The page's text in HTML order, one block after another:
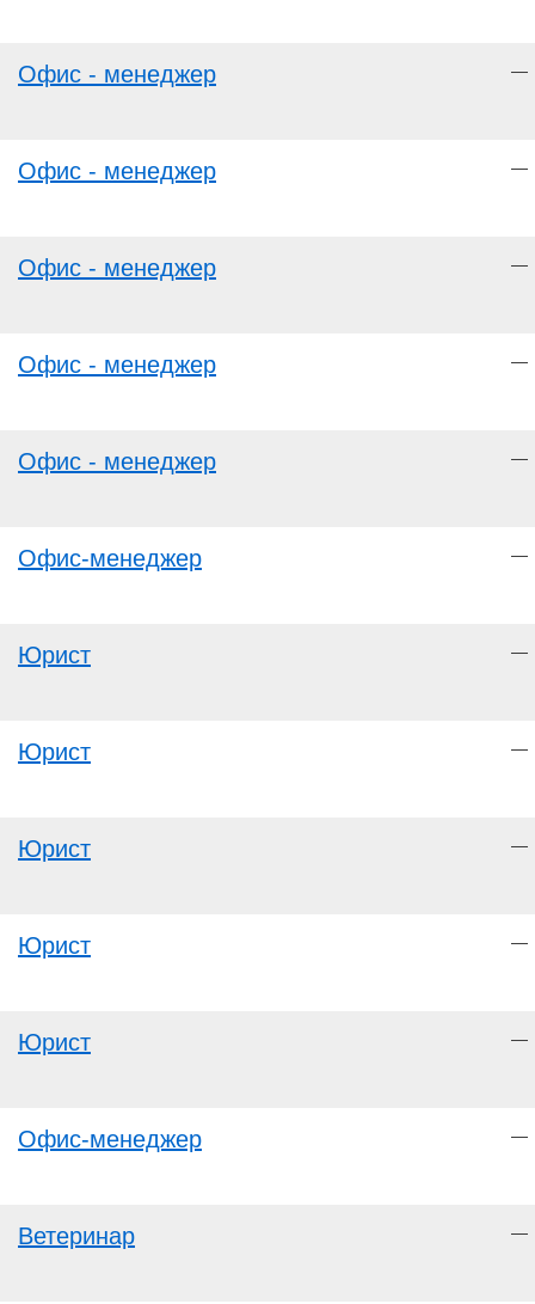
Офис - менеджер —
Офис - менеджер —
Офис - менеджер —
Офис - менеджер —
Офис - менеджер —
Офис-менеджер —
Юрист —
Юрист —
Юрист —
Юрист —
Юрист —
Офис-менеджер —
Ветеринар —